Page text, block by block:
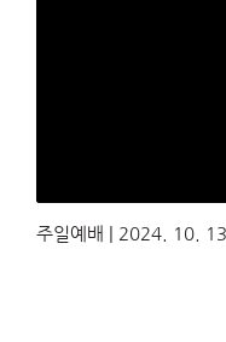
주일예배 | 2024. 10. 13